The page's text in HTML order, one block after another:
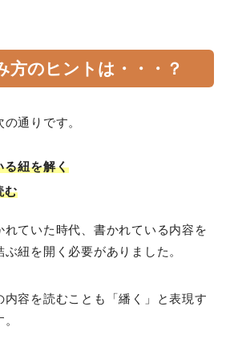
方のヒントは・・・？
通りです。
る紐を解く
む
れていた時代、書かれている内容を
紐を開く必要がありました。
内容を読むことも「繙く」と表現す